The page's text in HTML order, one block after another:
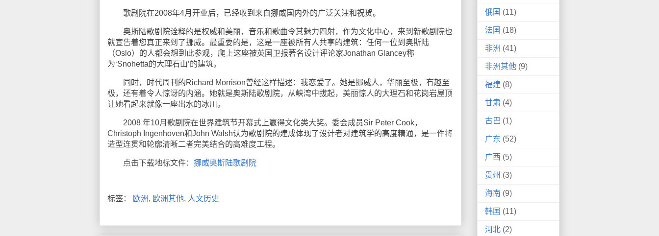
歌剧院在2008年4月开业后，已经收到来自挪威国内外的广泛关注和祝贺。
奥斯陆歌剧院诠释的是权威和美丽，音乐和歌曲令其魅力四射，作为文化中心，来到新歌剧院也
就宣告着您真正来到了挪威。最重要的是，这是一座被所有人共享的建筑：任何一位到奥斯陆
（Oslo）的人都会想到此参观，爬上这座被英国卫报著名设计评论家Jonathan Glancey称
为‘Snohetta的大理石山’的建筑。
同时，时代周刊的Richard Morrison曾经这样描述：我恋爱了。她是挪威人，华丽至极，有趣至
极，还有着令人惊讶的内涵。她就是奥斯陆歌剧院，从峡湾中拔起，美丽惊人的大理石和花岗岩屋顶
让她看起来就像一座出水的冰川。
2008 年10月歌剧院在世界建筑节开幕式上赢得文化类大奖。委会成员Sir Peter Cook，
Christoph Ingenhoven和John Walsh认为歌剧院的建成体现了设计者对建筑学的高度精通，是一件将
造型连贯和轮廓清晰二者完美结合的高难度工程。
点击下载地标文件： 挪威奥斯陆歌剧院
标签： 欧洲, 欧洲其他, 人文历史
俄国 (11)
法国 (18)
非洲 (41)
非洲其他 (9)
福建 (8)
甘肃 (4)
古巴 (1)
广东 (52)
广西 (5)
贵州 (3)
海南 (9)
韩国 (11)
河北 (2)